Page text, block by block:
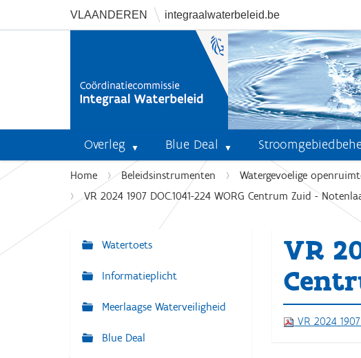
VLAANDEREN integraalwaterbeleid.be
Overleg Blue Deal
U
b
e
Home Beleidsinstrumenten Watergevoelige
VR 2024 1907 DOC.1041-224 WORG Centrum Zuid -
VR
VR 2024
N
a
i
g
Watertoets
Informatieplicht
Meerlaagse Waterveiligheid
Blue Deal